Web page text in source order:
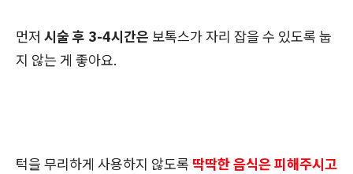
먼저 시술 후 3-4시간은 보톡스가 자리 잡을 수 있도록 눕
지 않는 게 좋아요.
턱을 무리하게 사용하지 않도록 딱딱한 음식은 피해주시고